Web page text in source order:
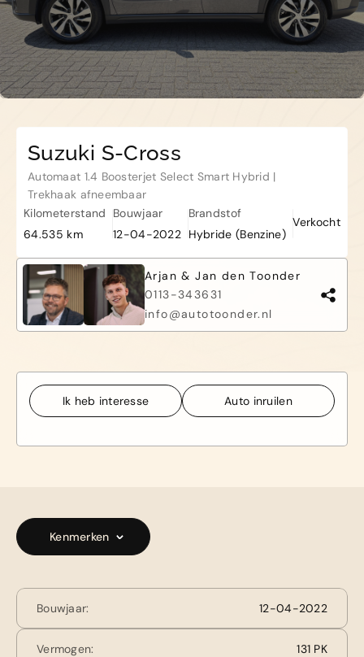
Kapelle
Biezelingsestraat 50 4421 BT
Kapelle
Suzuki S-Cross
Automaat 1.4 Boosterjet Select Smart Hybrid |
Trekhaak afneembaar
Kilometerstand
64.535 km
Bouwjaar
12-04-2022
Brandstof
Hybride (Benzine)
Verkocht
Arjan & Jan den Toonder
0113-343631
info@autotoonder.nl
Ik heb interesse Auto inruilen
Kenmerken
Bouwjaar: 12-04-2022
Vermogen: 131 PK